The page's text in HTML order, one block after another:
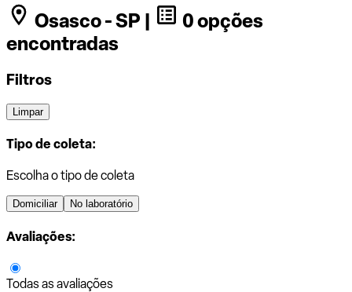
Osasco - SP |
0 opções
encontradas
Filtros
Limpar
Tipo de coleta:
Escolha o tipo de coleta
Domiciliar No laboratório
Avaliações:
Todas as avaliações